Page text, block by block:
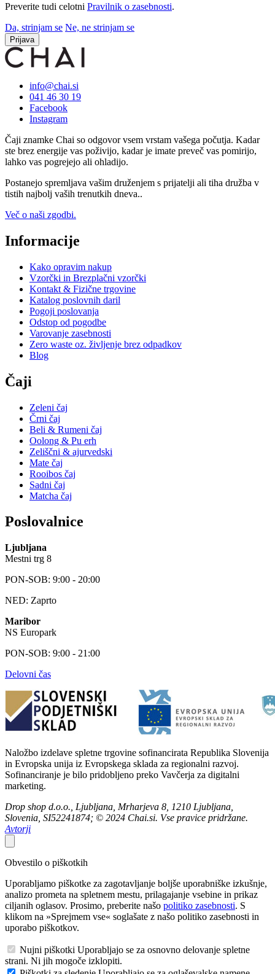
Preverite tudi celotni Pravilnik o zasebnosti.
Da, strinjam se Ne, ne strinjam se
Prijava
info@chai.si
041 46 30 19
Facebook
Instagram
Čaji znamke Chai so odgovor vsem vrstam vašega počutja. Kadar
ste brez energije vas poživijo, kadar je imate preveč vas pomirijo,
lahko vas pogrejejo ali ohladijo.
Postanejo spremljava vašim druženjem s prijatelji ali tiha družba v
tistih najbolj vaših trenutkih dneva..
Več o naši zgodbi.
Informacije
Kako opravim nakup
Vzorčki in Brezplačni vzorčki
Kontakt & Fizične trgovine
Katalog poslovnih daril
Pogoji poslovanja
Odstop od pogodbe
Varovanje zasebnosti
Zero waste oz. življenje brez odpadkov
Blog
Čaji
Zeleni čaj
Črni čaj
Beli & Rumeni čaj
Oolong & Pu erh
Zeliščni & ajurvedski
Mate čaj
Rooibos čaj
Sadni čaj
Matcha čaj
Poslovalnice
Ljubljana
Mestni trg 8
PON-SOB: 9:00 - 20:00
NED: Zaprto
Maribor
NS Europark
PON-SOB: 9:00 - 21:00
Delovni čas
Naložbo izdelave spletne trgovine sofinancirata Republika Slovenija
in Evropska unija iz Evropskega sklada za regionalni razvoj.
Sofinanciranje je bilo pridobljeno preko Vavčerja za digitalni
marketing.
Drop shop d.o.o., Ljubljana, Mrharjeva 8, 1210 Ljubljana,
Slovenia, SI52241874; © 2024 Chai.si. Vse pravice pridržane.
Avtorji